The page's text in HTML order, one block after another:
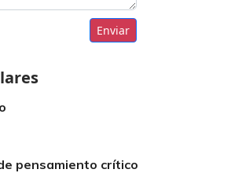
Enviar
pensamiento crítico